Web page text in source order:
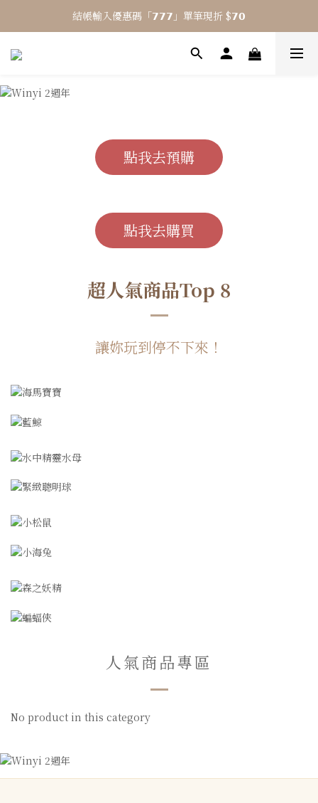
⎯ 𝟴 月活動 WINYI 七夕愉悅月⎯
結帳輸入優惠碼「𝟳𝟳𝟳」單筆現折 $𝟳𝟬
⎯ 𝟴 月活動 WINYI 七夕愉悅月⎯
點我去預購
點我去購買
超人氣商品Top 8
讓妳玩到停不下來！
人氣商品專區
No product in this category